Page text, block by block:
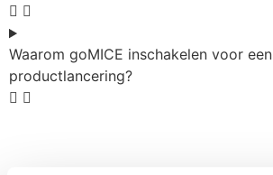
Waarom goMICE inschakelen voor een
productlancering?